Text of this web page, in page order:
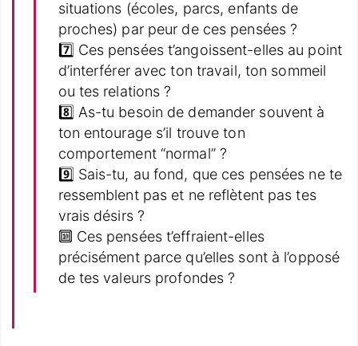
situations (écoles, parcs, enfants de
proches) par peur de ces pensées ?
7️⃣ Ces pensées t’angoissent-elles au point
d’interférer avec ton travail, ton sommeil
ou tes relations ?
8️⃣ As-tu besoin de demander souvent à
ton entourage s’il trouve ton
comportement “normal” ?
9️⃣ Sais-tu, au fond, que ces pensées ne te
ressemblent pas et ne reflètent pas tes
vrais désirs ?
🔟 Ces pensées t’effraient-elles
précisément parce qu’elles sont à l’opposé
de tes valeurs profondes ?